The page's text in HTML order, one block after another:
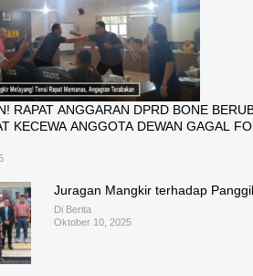
RAPAT ANGGARAN DPRD BONE
KECEWA ANGGOTA DEWAN GAGAL
Juragan Mangkir terhadap
Di Berita
Oktober 10, 2025